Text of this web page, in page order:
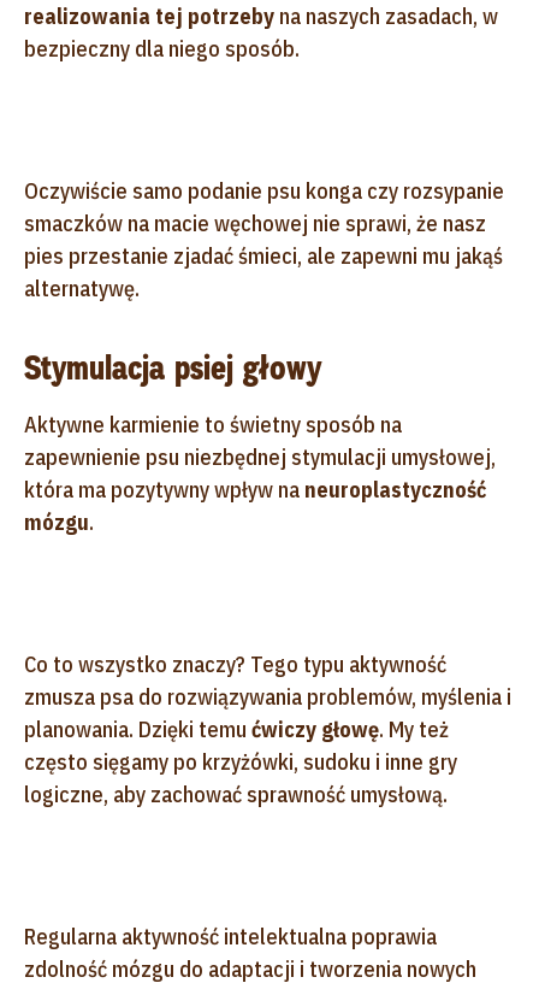
realizowania tej potrzeby na naszych zasadach, w
bezpieczny dla niego sposób.
Oczywiście samo podanie psu konga czy rozsypanie
smaczków na macie węchowej nie sprawi, że nasz
pies przestanie zjadać śmieci, ale zapewni mu jakąś
alternatywę.
Stymulacja psiej głowy
Aktywne karmienie to świetny sposób na
zapewnienie psu niezbędnej stymulacji umysłowej,
która ma pozytywny wpływ na neuroplastyczność
mózgu.
Co to wszystko znaczy? Tego typu aktywność
zmusza psa do rozwiązywania problemów, myślenia i
planowania. Dzięki temu ćwiczy głowę. My też
często sięgamy po krzyżówki, sudoku i inne gry
logiczne, aby zachować sprawność umysłową.
Regularna aktywność intelektualna poprawia
zdolność mózgu do adaptacji i tworzenia nowych